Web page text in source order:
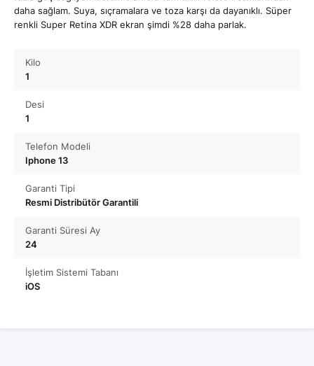
daha sağlam. Suya, sıçramalara ve toza karşı da dayanıklı. Süper
renkli Super Retina XDR ekran şimdi %28 daha parlak.
Kilo
1
Desi
1
Telefon Modeli
Iphone 13
Garanti Tipi
Resmi Distribütör Garantili
Garanti Süresi Ay
24
İşletim Sistemi Tabanı
iOS